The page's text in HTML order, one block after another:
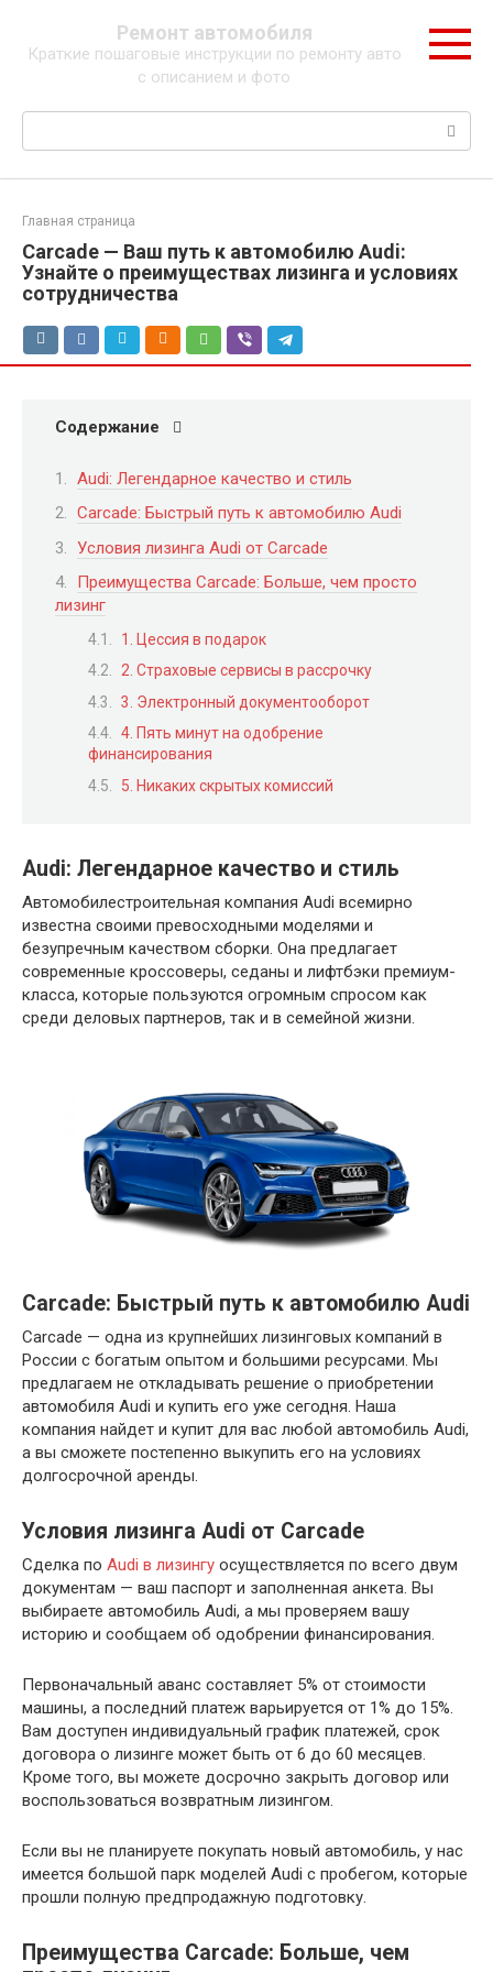
контенту
Ремонт автомобиля
Краткие пошаговые инструкции по ремонту авто
с описанием и фото
Поиск:
Главная страница
Carcade — Ваш путь к автомобилю Audi:
Узнайте о преимуществах лизинга и условиях
сотрудничества
Содержание
Audi: Легендарное качество и стиль
Carcade: Быстрый путь к автомобилю Audi
Условия лизинга Audi от Carcade
Преимущества Carcade: Больше, чем просто
лизинг
1. Цессия в подарок
2. Страховые сервисы в рассрочку
3. Электронный документооборот
4. Пять минут на одобрение
финансирования
5. Никаких скрытых комиссий
Audi: Легендарное качество и стиль
Автомобилестроительная компания Audi всемирно
известна своими превосходными моделями и
безупречным качеством сборки. Она предлагает
современные кроссоверы, седаны и лифтбэки премиум-
класса, которые пользуются огромным спросом как
среди деловых партнеров, так и в семейной жизни.
Carcade: Быстрый путь к автомобилю Audi
Carcade — одна из крупнейших лизинговых компаний в
России с богатым опытом и большими ресурсами. Мы
предлагаем не откладывать решение о приобретении
автомобиля Audi и купить его уже сегодня. Наша
компания найдет и купит для вас любой автомобиль Audi,
а вы сможете постепенно выкупить его на условиях
долгосрочной аренды.
Условия лизинга Audi от Carcade
Сделка по Audi в лизингу осуществляется по всего двум
документам — ваш паспорт и заполненная анкета. Вы
выбираете автомобиль Audi, а мы проверяем вашу
историю и сообщаем об одобрении финансирования.
Первоначальный аванс составляет 5% от стоимости
машины, а последний платеж варьируется от 1% до 15%.
Вам доступен индивидуальный график платежей, срок
договора о лизинге может быть от 6 до 60 месяцев.
Кроме того, вы можете досрочно закрыть договор или
воспользоваться возвратным лизингом.
Если вы не планируете покупать новый автомобиль, у нас
имеется большой парк моделей Audi с пробегом, которые
прошли полную предпродажную подготовку.
Преимущества Carcade: Больше, чем